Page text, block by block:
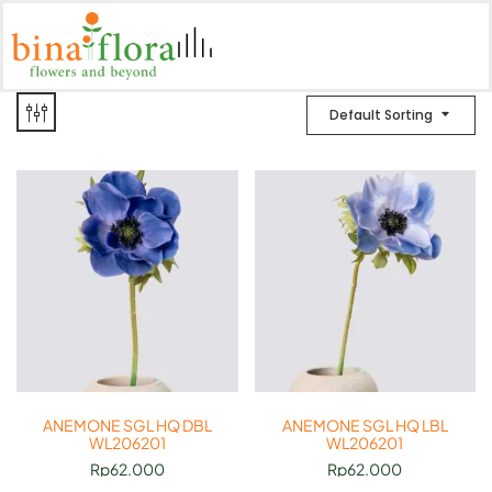
Default Sorting
ANEMONE SGL HQ DBL
WL206201
Rp62.000
ANEMONE SGL HQ LBL
WL206201
Rp62.000